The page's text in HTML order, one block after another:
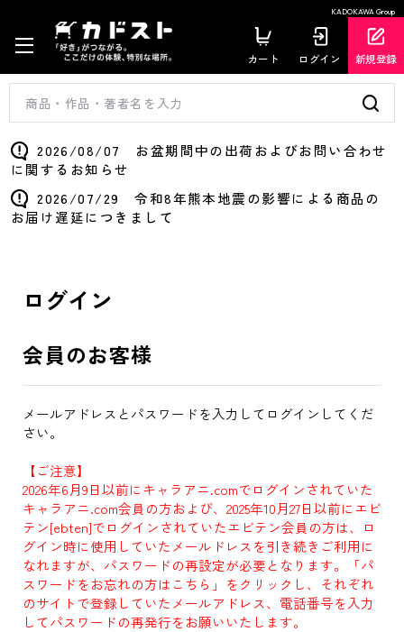
KADOKAWA Group
カート ログイン 新規登録
2026/08/07 お盆期間中の出荷およびお問い合わせ
に関するお知らせ
2026/07/29 令和8年熊本地震の影響による商品の
お届け遅延につきまして
ログイン
会員のお客様
メールアドレスとパスワードを入力してログインしてくだ
さい。
【ご注意】
2026年6月9日以前にキャラアニ.comでログインされていた
キャラアニ.com会員の方および、2025年10月27日以前にエビ
テン[ebten]でログインされていたエビテン会員の方は、ロ
グイン時に使用していたメールドレスを引き続きご利用に
なれますが、パスワードの再設定が必要となります。「パ
スワードをお忘れの方はこちら」をクリックし、それぞれ
のサイトで登録していたメールアドレス、電話番号を入力
してパスワードの再発行をお願いいたします。